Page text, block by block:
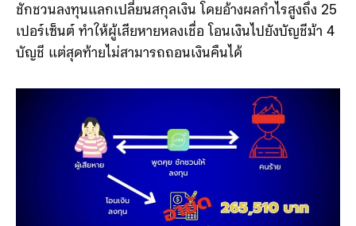
ชักชวนลงทุนแลกเปลี่ยนสกุลเงิน โดยอ้างผลกำไรสูงถึง 25
เปอร์เซ็นต์ ทำให้ผู้เสียหายหลงเชื่อ โอนเงินไปยังบัญชีม้า 4
บัญชี แต่สุดท้ายไม่สามารถถอนเงินคืนได้